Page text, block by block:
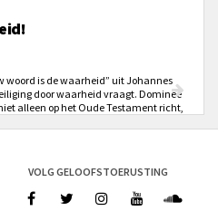
woord is de waarheid” uit Johannes
door waarheid vraagt. Dominee
alleen op het Oude Testament richt,
VOLG GELOOFSTOERUSTING